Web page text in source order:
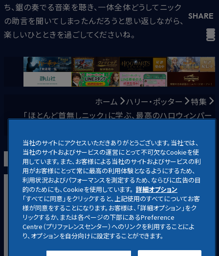
ち、鋸の奏でる音楽を聴き、一体全体どうしてニック
の助言を聞いてしまったんだろうと思い返しながら、
楽しいひとときを過ごしてくださいね。
SHARE
ホーム ハリー・ポッター
特集
「ほとんど首無しニック」に学ぶ、最高のハロウィンパー
映画ホームエンターテイメント放送・配信キャラクター
アニメニュースお知らせ
ハリー・ポッター公式サイト
当社のサイトにアクセスいただきありがとうございます。当社では、
当社のサイトおよびサービスの運営にとって不可欠なCookieを使
用しています。また、お客様による当社のサイトおよびサービスの利
用がお客様にとって常に最高の利用体験となるようにするため、
利用状況およびパフォーマンスを測定するため、ならびに広告の目
的のためにも、Cookieを使用しています。 詳細オプション
「すべてに同意」をクリックすると、上記使用のすべてについてお客
様が同意をすることになります。お客様は、「詳細オプション」をク
リックするか、または各ページの下部にあるPreference
Centre（プリファレンスセンター）へのリンクを利用することによ
り、オプションを自分向けに設定することができます。